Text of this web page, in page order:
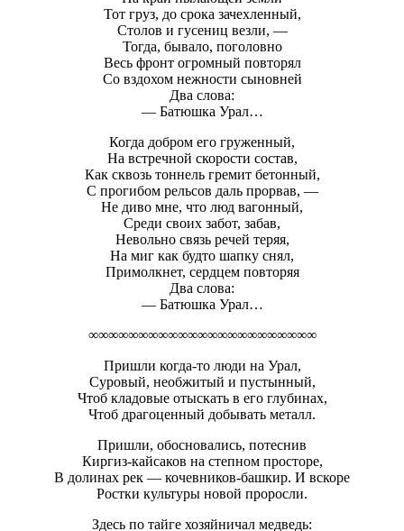
Тот груз, до срока зачехленный,
Столов и гусениц везли, —
Тогда, бывало, поголовно
Весь фронт огромный повторял
Со вздохом нежности сыновней
Два слова:
— Батюшка Урал…
Когда добром его груженный,
На встречной скорости состав,
Как сквозь тоннель гремит бетонный,
С прогибом рельсов даль прорвав, —
Не диво мне, что люд вагонный,
Среди своих забот, забав,
Невольно связь речей теряя,
На миг как будто шапку снял,
Примолкнет, сердцем повторяя
Два слова:
— Батюшка Урал…
∞∞∞∞∞∞∞∞∞∞∞∞∞∞∞∞∞∞∞∞∞∞∞
Пришли когда-то люди на Урал,
Суровый, необжитый и пустынный,
Чтоб кладовые отыскать в его глубинах,
Чтоб драгоценный добывать металл.
Пришли, обосновались, потеснив
Киргиз-кайсаков на степном просторе,
В долинах рек — кочевников-башкир. И вскоре
Ростки культуры новой проросли.
Здесь по тайге хозяйничал медведь: